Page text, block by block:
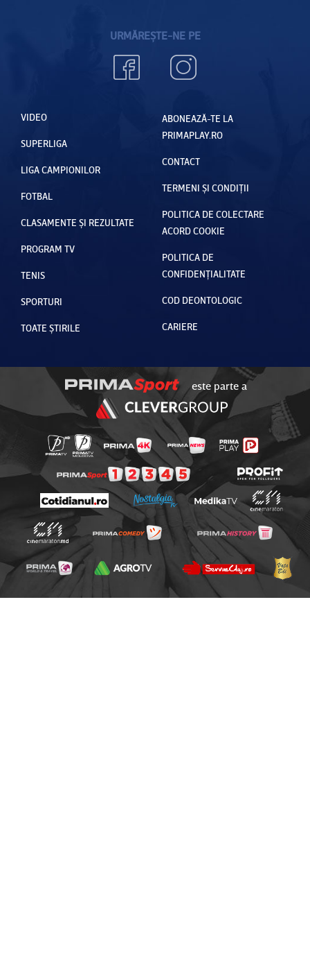
URMĂREȘTE-NE PE
VIDEO
SUPERLIGA
LIGA CAMPIONILOR
FOTBAL
CLASAMENTE ȘI REZULTATE
PROGRAM TV
TENIS
SPORTURI
TOATE ȘTIRILE
ABONEAZĂ-TE LA
PRIMAPLAY.RO
CONTACT
TERMENI ȘI CONDIȚII
POLITICA DE COLECTARE
ACORD COOKIE
POLITICA DE
CONFIDENȚIALITATE
COD DEONTOLOGIC
CARIERE
este parte a